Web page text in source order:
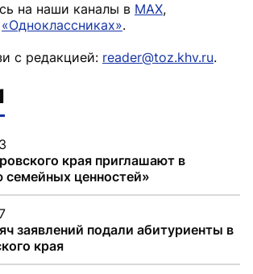
на наши каналы в MAX,
«Одноклассниках».
с редакцией: reader@toz.khv.ru.
края приглашают в
ценностей»
заявлений подали абитуриенты в
края